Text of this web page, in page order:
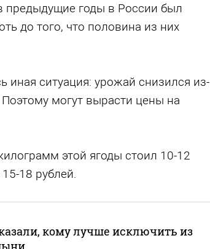
предыдущие годы в России был
до того, что половина из них
иная ситуация: урожай снизился из-
могут вырасти цены на
этой ягоды стоил 10-12
18 рублей.
кому лучше исключить из